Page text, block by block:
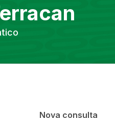
Nova consulta